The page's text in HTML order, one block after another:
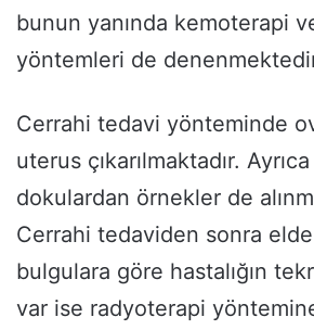
bunun yanında kemoterapi
yöntemleri de
Cerrahi tedavi yönteminde
uterus çıkarılmaktadır.
dokulardan örnekler de
Cerrahi tedaviden sonra
bulgulara göre hastalığın
var ise radyoterapi